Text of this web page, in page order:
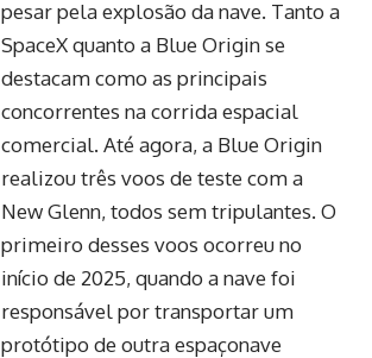
pesar pela explosão da nave. Tanto a
SpaceX quanto a Blue Origin se
destacam como as principais
concorrentes na corrida espacial
comercial. Até agora, a Blue Origin
realizou três voos de teste com a
New Glenn, todos sem tripulantes. O
primeiro desses voos ocorreu no
início de 2025, quando a nave foi
responsável por transportar um
protótipo de outra espaçonave